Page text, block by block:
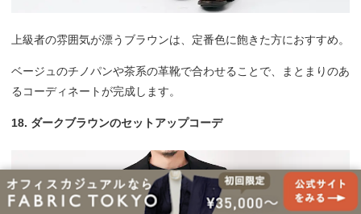
上級者の雰囲気が漂うブラウンは、定番色に飽きた方におすすめ。
ベージュのチノパンや茶系の革靴で合わせることで、まとまりのあ
るコーディネートが完成します。
18. ダークブラウンのセットアップコーデ